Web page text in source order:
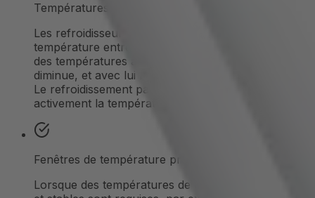
Températures ambiantes élevées
Les refroidisseurs à air dépendent du delta de
température entre le composant et l'air ambiant. À
des températures ambiantes élevées, ce delta
diminue, et avec lui la capacité de refroidissement.
Le refroidissement par liquide peut contrôler
activement la température du fluide.
Fenêtres de température précises
Lorsque des températures de composants exactes